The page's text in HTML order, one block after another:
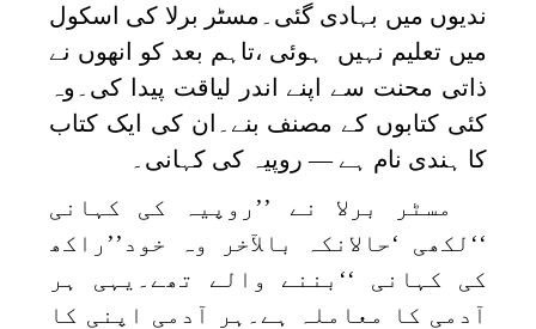
ندیوں میں بہادی گئی۔مسٹر برلا کی اسکول
میں تعلیم نہیں ہوئی ،تاہم بعد کو انھوں نے
ذاتی محنت سے اپنے اندر لیاقت پیدا کی۔وہ
کئی کتابوں کے مصنف بنے۔ان کی ایک کتاب
کا ہندی نام ہے — روپیہ کی کہانی۔
مسٹر برلا نے ’’روپیہ کی کہانی
‘‘لکھی ‘حالانکہ بالآخر وہ خود’’راکھ
کی کہانی ‘‘بننے والے تھے۔یہی ہر
آدمی کا معاملہ ہے۔ہر آدمی اپنی کا